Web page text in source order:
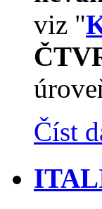
viz "
Číst